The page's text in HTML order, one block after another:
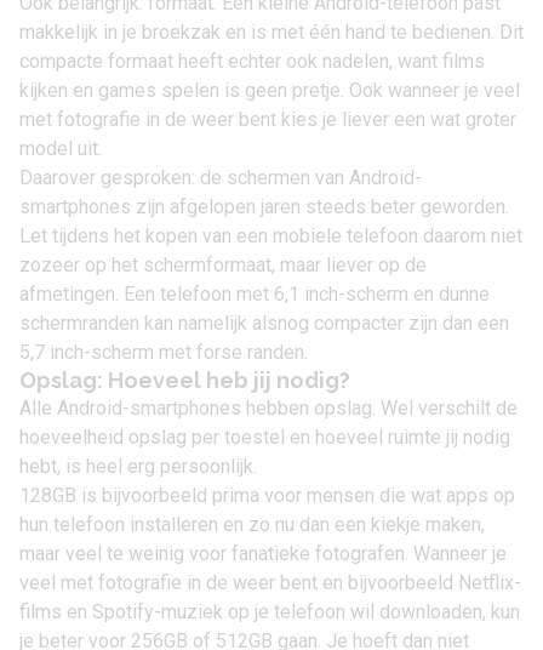
makkelijk in je broekzak en is met één hand te bedienen. Dit
compacte formaat heeft echter ook nadelen, want films
kijken en games spelen is geen pretje. Ook wanneer je veel
met fotografie in de weer bent kies je liever een wat groter
model uit.
Daarover gesproken: de schermen van Android-
smartphones zijn afgelopen jaren steeds beter geworden.
Let tijdens het kopen van een mobiele telefoon daarom niet
zozeer op het schermformaat, maar liever op de
afmetingen. Een telefoon met 6,1 inch-scherm en dunne
schermranden kan namelijk alsnog compacter zijn dan een
5,7 inch-scherm met forse randen.
Opslag: Hoeveel heb jij nodig?
Alle Android-smartphones hebben opslag. Wel verschilt de
hoeveelheid opslag per toestel en hoeveel ruimte jij nodig
hebt, is heel erg persoonlijk.
128GB is bijvoorbeeld prima voor mensen die wat apps op
hun telefoon installeren en zo nu dan een kiekje maken,
maar veel te weinig voor fanatieke fotografen. Wanneer je
veel met fotografie in de weer bent en bijvoorbeeld Netflix-
films en Spotify-muziek op je telefoon wil downloaden, kun
je beter voor 256GB of 512GB gaan. Je hoeft dan niet